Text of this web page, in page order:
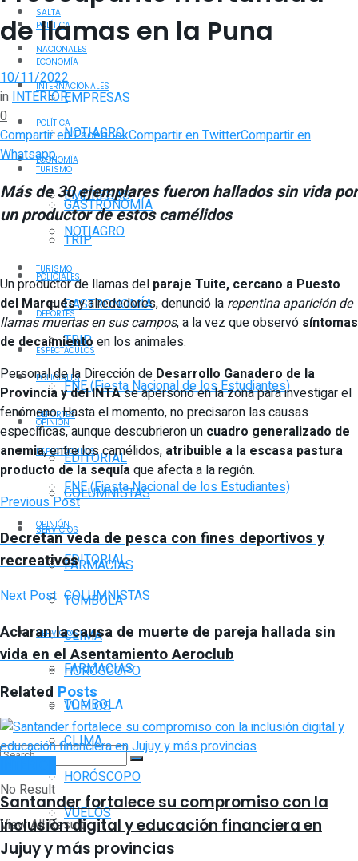
POLÍTICA
ECONOMÍA
EMPRESAS
NOTIAGRO
TURISMO
GASTRONOMÍA
TRIP
POLICIALES
DEPORTES
ESPECTÁCULOS
FNE (Fiesta Nacional de los Estudiantes)
OPINIÓN
EDITORIAL
COLUMNISTAS
SERVICIOS
FARMACIAS
TOMBOLA
CLIMA
HORÓSCOPO
VUELOS
No Result
View All Result
SALTA
NACIONALES
INTERNACIONALES
POLÍTICA
ECONOMÍA
EMPRESAS
NOTIAGRO
TURISMO
GASTRONOMÍA
TRIP
POLICIALES
DEPORTES
ESPECTÁCULOS
FNE (Fiesta Nacional de los Estudiantes)
OPINIÓN
EDITORIAL
COLUMNISTAS
SERVICIOS
FARMACIAS
TOMBOLA
CLIMA
HORÓSCOPO
VUELOS
de llamas en la Puna
10/11/2022
inINTERIOR
0
Compartir en FacebookCompartir en TwitterCompartir en
Whatsapp
Más de 30 ejemplares fueron hallados sin vida por
un productor de estos camélidos
Un productor de llamas del paraje Tuite, cercano a Puesto
del Marquésy alrededores, denunció la repentina aparición de
llamas muertas en sus campos, a la vez que observó síntomas
de decaimientoen los animales.
Personal de la Dirección de Desarrollo Ganadero de la
Provincia y del INTAse apersonó en la zona para investigar el
fenómeno. Hasta el momento, no precisaron las causas
específicas, aunque descubrieron un cuadro generalizado de
anemia, entre los camélidos, atribuible a la escasa pastura
producto de la sequíaque afecta a la región.
Previous Post
Decretan veda de pesca con fines deportivos y
recreativos
Next Post
Aclaran la causa de muerte de pareja hallada sin
vida en el Asentamiento Aeroclub
Related Posts
Santander fortalece su compromiso con la
inclusión digital y educación financiera en
Jujuy y más provincias